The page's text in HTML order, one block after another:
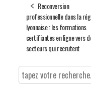
Reconversion
professionnelle dans la
lyonnaise : les formations
certifiantes en ligne vers
secteurs qui recrutent